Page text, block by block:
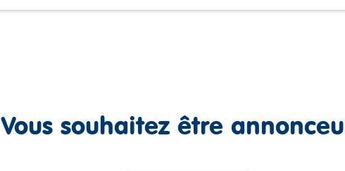
Vous souhaitez être